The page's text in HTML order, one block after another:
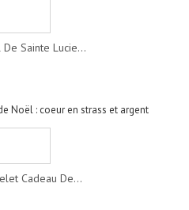
Sainte Lucie...
Cadeau De...